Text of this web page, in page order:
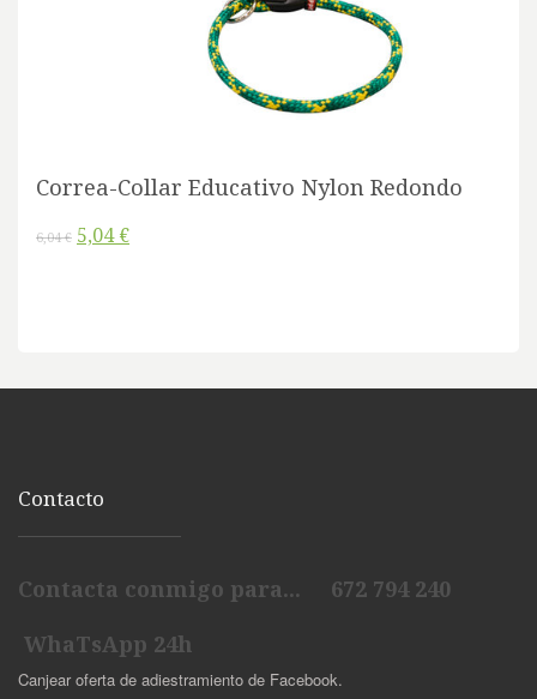
Correa-Collar Educativo Nylon Redondo
6,04 € 5,04 €
Contacto
Contacta conmigo para... 672 794 240
WhaTsApp 24h
Canjear oferta de adiestramiento de Facebook.